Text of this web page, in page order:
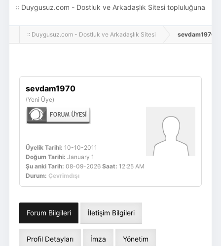
:: Duygusuz.com - Dostluk ve Arkadaşlık Sitesi topluluğuna
hoş geldin ziyaretçi! Aramıza katılmak istersen kayıt
:: Duygusuz.com - Dostluk ve Arkadaşlık Sitesi sevdam1970,
sevdam1970
(Yeni Üye)
Üyelik Tarihi: 10-10-2011
Doğum Tarihi: January 1
Şu anki Tarih: 08-09-2026 Saat: 12:25 AM
Durum: Çevrimdışı
Forum Bilgileri İletişim Bilgileri
Profil Detayları İmza Yönetim